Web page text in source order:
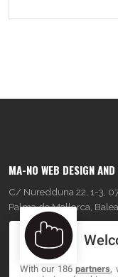
MA-NO WEB DESIGN
C/ Nuredduna 22, 1-3,
Palma de Mallorca,
OUR COMPANY
With our 186partners,